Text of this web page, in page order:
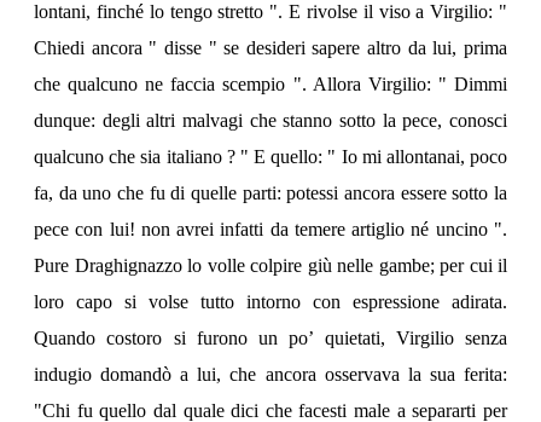
lontani, finché lo tengo stretto ". E rivolse il viso a Virgilio: "
Chiedi ancora " disse " se desideri sapere altro da lui, prima
che qualcuno ne faccia scempio ". Allora Virgilio: " Dimmi
dunque: degli altri malvagi che stanno sotto la pece, conosci
qualcuno che sia italiano ? " E quello: " Io mi allontanai, poco
fa, da uno che fu di quelle parti: potessi ancora essere sotto la
pece con lui! non avrei infatti da temere artiglio né uncino ".
Pure Draghignazzo lo volle colpire giù nelle gambe; per cui il
loro capo si volse tutto intorno con espressione adirata.
Quando costoro si furono un po’ quietati, Virgilio senza
indugio domandò a lui, che ancora osservava la sua ferita:
"Chi fu quello dal quale dici che facesti male a separarti per